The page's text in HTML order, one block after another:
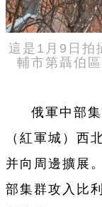
這是1月9日拍
輔市第聶伯
俄軍中部
（紅軍城）西
并向周邊擴展
部集群攻入比